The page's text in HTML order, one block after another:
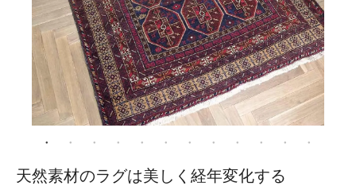
天然素材のラグは美しく経年変化する